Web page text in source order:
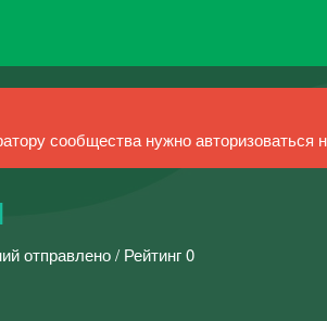
сообщества нужно авторизоваться
отправлено / Рейтинг 0